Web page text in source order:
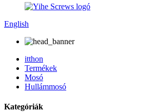
English
itthon
Termékek
Mosó
Hullámmosó
Kategóriák